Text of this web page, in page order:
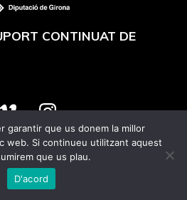
CONTINUAT DE
designed byUtrans
garantir que us donem la millor
web. Si continueu utilitzant aquest
que us plau.
D'acord